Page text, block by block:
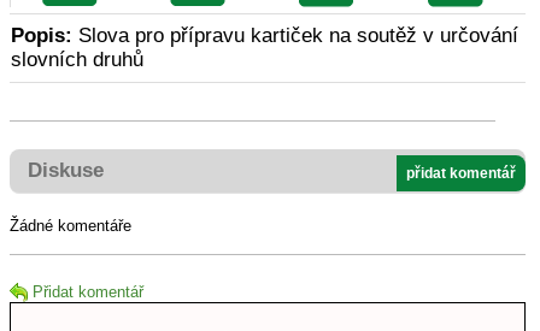
Popis: Slova pro přípravu kartiček na soutěž v určování
slovních druhů
Diskuse přidat komentář
Žádné komentáře
Přidat komentář